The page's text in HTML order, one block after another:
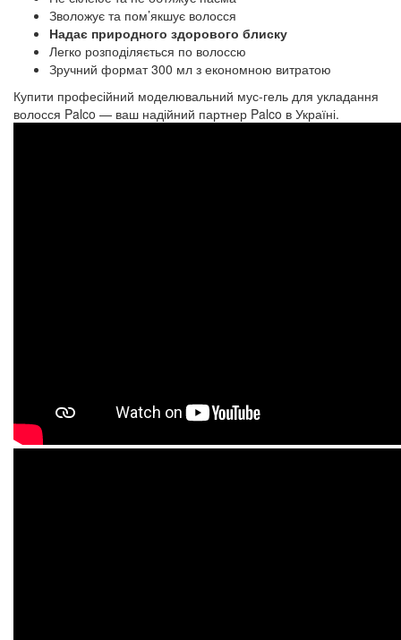
Зволожує та пом’якшує волосся
Надає природного здорового блиску
Легко розподіляється по волоссю
Зручний формат 300 мл з економною витратою
Купити професійний моделювальний мус-гель для укладання
волосся Palco — ваш надійний партнер Palco в Україні.